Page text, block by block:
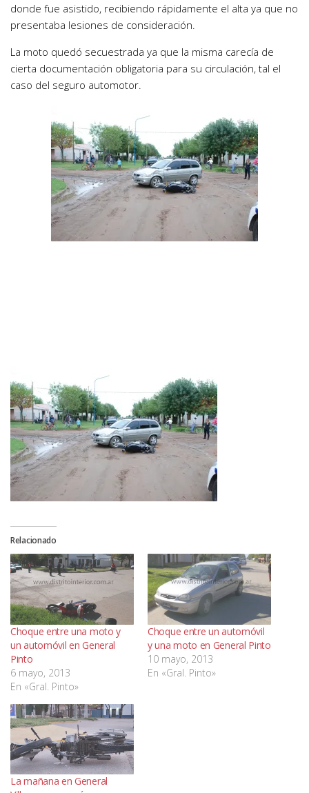
donde fue asistido, recibiendo rápidamente el alta ya que no
presentaba lesiones de consideración.
La moto quedó secuestrada ya que la misma carecía de
cierta documentación obligatoria para su circulación, tal el
caso del seguro automotor.
Relacionado
Choque entre una moto y
un automóvil en General
Pinto
6 mayo, 2013
En «Gral. Pinto»
Choque entre un automóvil
y una moto en General Pinto
10 mayo, 2013
En «Gral. Pinto»
La mañana en General